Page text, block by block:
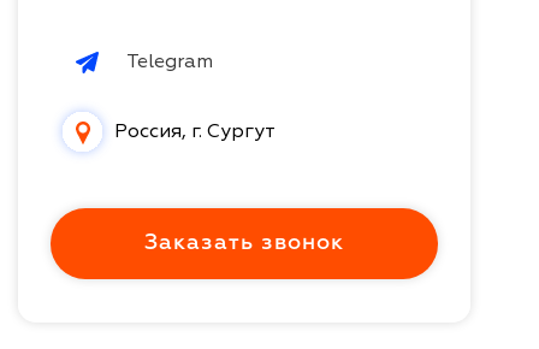
Telegram
Россия, г. Сургут
Заказать звонок